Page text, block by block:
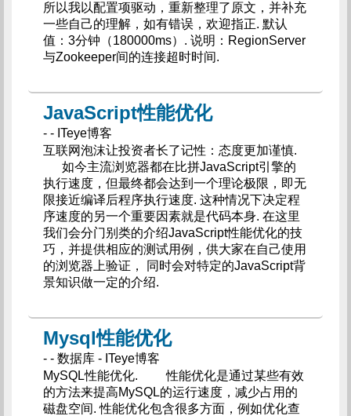
所以我以配置项驱动，重新整理了原文，并补充
一些自己的理解，如有错误，欢迎指正. 默认
值：3分钟（180000ms）. 说明：RegionServer
与Zookeeper间的连接超时时间.
JavaScript性能优化
- - ITeye博客
互联网泡沫让投资者长了记性：态度更加谨慎.
如今主流浏览器都在比拼JavaScript引擎的
执行速度，但最终都会达到一个理论极限，即无
限接近编译后程序执行速度. 这种情况下决定程
序速度的另一个重要因素就是代码本身. 在这里
我们会分门别类的介绍JavaScript性能优化的技
巧，并提供相应的测试用例，供大家在自己使用
的浏览器上验证， 同时会对特定的JavaScript背
景知识做一定的介绍.
Mysql性能优化
- - 数据库 - ITeye博客
MySQL性能优化. 性能优化是通过某些有效
的方法来提高MySQL的运行速度，减少占用的
磁盘空间. 性能优化包含很多方面，例如优化查